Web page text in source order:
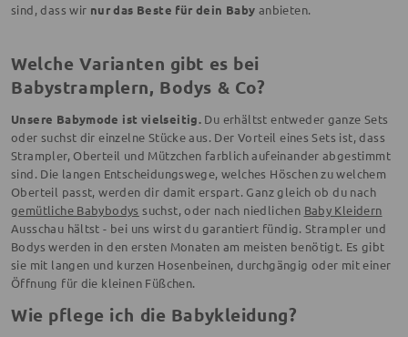
sind, dass wir nur das Beste für dein Baby anbieten.
Welche Varianten gibt es bei
Babystramplern, Bodys & Co?
Unsere Babymode ist vielseitig. Du erhältst entweder ganze Sets
oder suchst dir einzelne Stücke aus. Der Vorteil eines Sets ist, dass
Strampler, Oberteil und Mützchen farblich aufeinander abgestimmt
sind. Die langen Entscheidungswege, welches Höschen zu welchem
Oberteil passt, werden dir damit erspart. Ganz gleich ob du nach
gemütliche Babybodys suchst, oder nach niedlichen Baby Kleidern
Ausschau hältst - bei uns wirst du garantiert fündig. Strampler und
Bodys werden in den ersten Monaten am meisten benötigt. Es gibt
sie mit langen und kurzen Hosenbeinen, durchgängig oder mit einer
Öffnung für die kleinen Füßchen.
Wie pflege ich die Babykleidung?